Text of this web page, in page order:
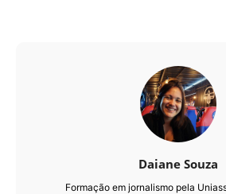
Daiane Souza
Formação em jornalismo pela